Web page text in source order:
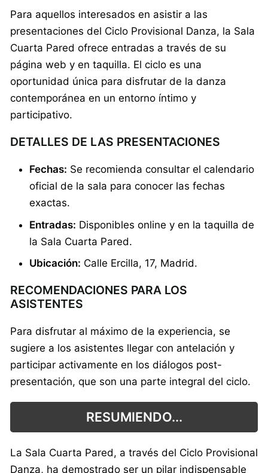
Para aquellos interesados en asistir a las
presentaciones del Ciclo Provisional Danza, la Sala
Cuarta Pared ofrece entradas a través de su
página web y en taquilla. El ciclo es una
oportunidad única para disfrutar de la danza
contemporánea en un entorno íntimo y
participativo.
DETALLES DE LAS PRESENTACIONES
Fechas: Se recomienda consultar el calendario
oficial de la sala para conocer las fechas
exactas.
Entradas: Disponibles online y en la taquilla de
la Sala Cuarta Pared.
Ubicación: Calle Ercilla, 17, Madrid.
RECOMENDACIONES PARA LOS
ASISTENTES
Para disfrutar al máximo de la experiencia, se
sugiere a los asistentes llegar con antelación y
participar activamente en los diálogos post-
presentación, que son una parte integral del ciclo.
RESUMIENDO...
La Sala Cuarta Pared, a través del Ciclo Provisional
Danza, ha demostrado ser un pilar indispensable